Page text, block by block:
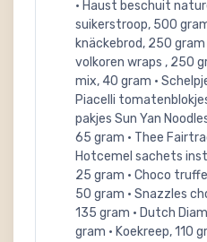
• Haust beschuit
suikerstroop, 500
knäckebrod, 250 gram
volkoren wraps , 250
mix, 40 gram •
Piacelli
pakjes Sun Yan
65 gram • Thee
Hotcemel sachets
25 gram • Choco
50 gram • Snazzles
135 gram • Dutch
gram • Koekreep, 110